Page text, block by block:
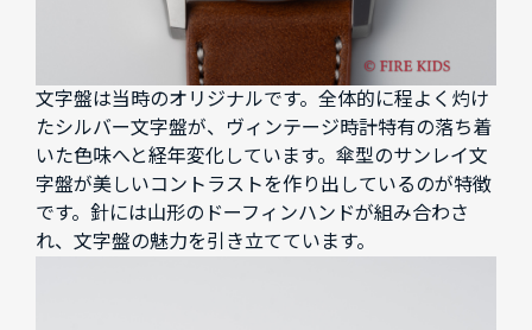
文字盤は当時のオリジナルです。全体的に程よく灼け
たシルバー文字盤が、ヴィンテージ時計特有の落ち着
いた色味へと経年変化しています。傘型のサンレイ文
字盤が美しいコントラストを作り出しているのが特徴
です。針には山形のドーフィンハンドが組み合わさ
れ、文字盤の魅力を引き立てています。